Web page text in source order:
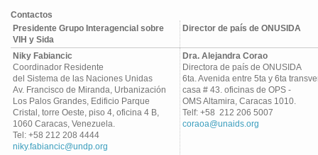
Contactos
Presidente Grupo Interagencial sobre
VIH y Sida
Director de país de ONUSIDA
Niky Fabiancic
Coordinador Residente
del Sistema de las Naciones Unidas
Av. Francisco de Miranda, Urbanización
Los Palos Grandes, Edificio Parque
Cristal, torre Oeste, piso 4, oficina 4 B,
1060 Caracas, Venezuela.
Tel: +58 212 208 4444
niky.fabiancic@undp.org
Dra. Alejandra Corao
Directora de país de ONUSIDA
6ta. Avenida entre 5ta y 6ta
casa # 43. oficinas de OPS -
OMS Altamira, Caracas 1010.
Telf: +58 212 206 5007
coraoa@unaids.org